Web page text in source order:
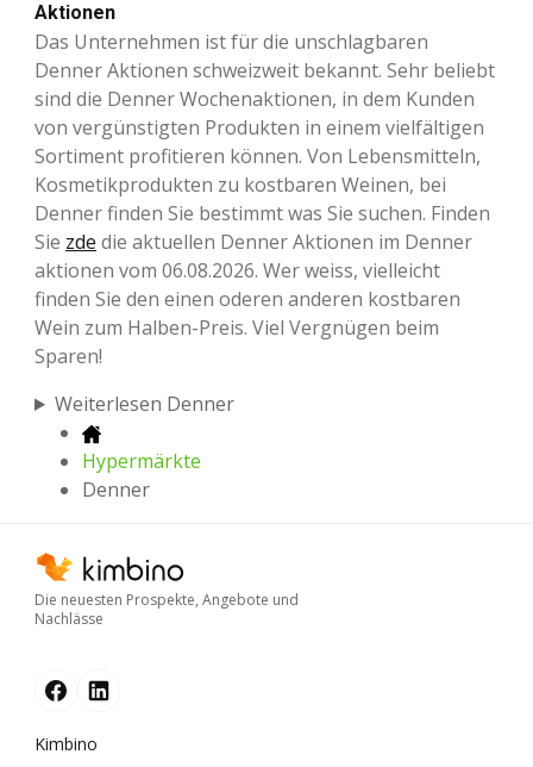
Aktionen
Das Unternehmen ist für die unschlagbaren
Denner Aktionen schweizweit bekannt. Sehr beliebt
sind die Denner Wochenaktionen, in dem Kunden
von vergünstigten Produkten in einem vielfältigen
Sortiment profitieren können. Von Lebensmitteln,
Kosmetikprodukten zu kostbaren Weinen, bei
Denner finden Sie bestimmt was Sie suchen. Finden
Sie zde die aktuellen Denner Aktionen im Denner
aktionen vom 06.08.2026. Wer weiss, vielleicht
finden Sie den einen oderen anderen kostbaren
Wein zum Halben-Preis. Viel Vergnügen beim
Sparen!
Weiterlesen Denner
Hypermärkte
Denner
Die neuesten Prospekte, Angebote und
Nachlässe
Kimbino